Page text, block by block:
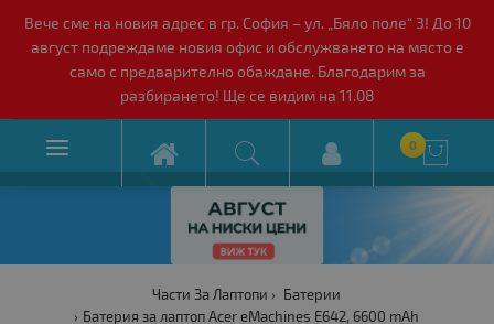
Вече сме на новия адрес в гр. София – ул. „Бяло поле“ 3! До 10
август подреждаме новия офис и обслужването на място е
само с предварително обаждане. Благодарим за
разбирането! Ще се видим на 11.08
 0 
Части За Лаптопи
Батерии
Батерия за лаптоп Acer eMachines E642, 6600 mAh